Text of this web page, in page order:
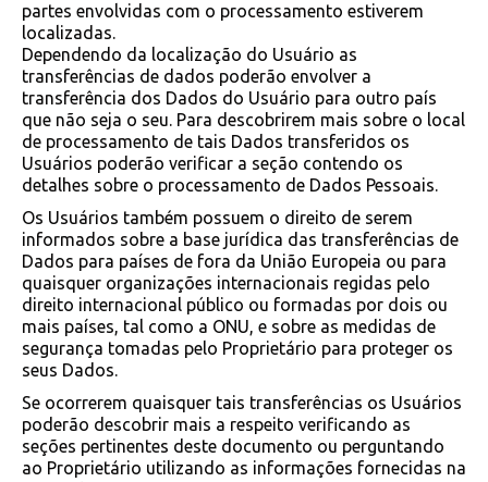
partes envolvidas com o processamento estiverem
localizadas.
Dependendo da localização do Usuário as
transferências de dados poderão envolver a
transferência dos Dados do Usuário para outro país
que não seja o seu. Para descobrirem mais sobre o local
de processamento de tais Dados transferidos os
Usuários poderão verificar a seção contendo os
detalhes sobre o processamento de Dados Pessoais.
Os Usuários também possuem o direito de serem
informados sobre a base jurídica das transferências de
Dados para países de fora da União Europeia ou para
quaisquer organizações internacionais regidas pelo
direito internacional público ou formadas por dois ou
mais países, tal como a ONU, e sobre as medidas de
segurança tomadas pelo Proprietário para proteger os
seus Dados.
Se ocorrerem quaisquer tais transferências os Usuários
poderão descobrir mais a respeito verificando as
seções pertinentes deste documento ou perguntando
ao Proprietário utilizando as informações fornecidas na